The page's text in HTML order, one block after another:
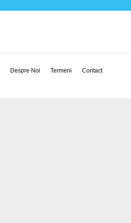
Despre Noi Termeni Contact